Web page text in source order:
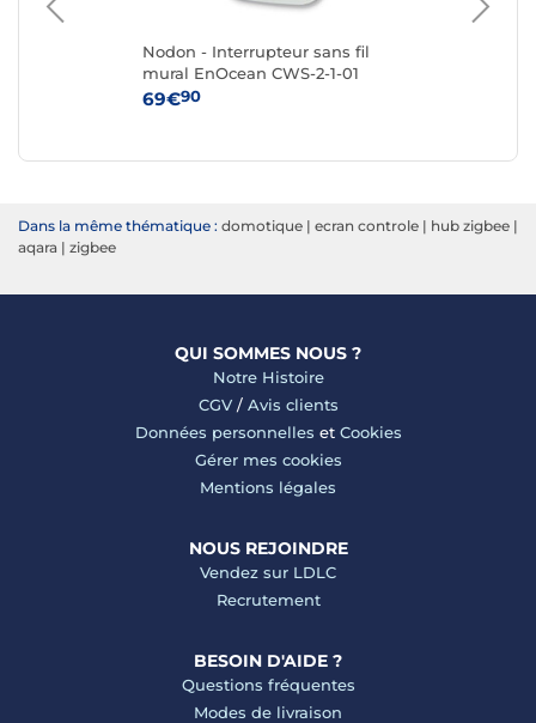
Nodon - Interrupteur sans fil
mural EnOcean CWS-2-1-01
69€90
Dans la même thématique : domotique | ecran controle | hub zigbee |
aqara | zigbee
QUI SOMMES NOUS ?
Notre Histoire
CGV/ Avis clients
Données personnelles et Cookies
Gérer mes cookies
Mentions légales
NOUS REJOINDRE
Vendez sur LDLC
Recrutement
BESOIN D'AIDE ?
Questions fréquentes
Modes de livraison